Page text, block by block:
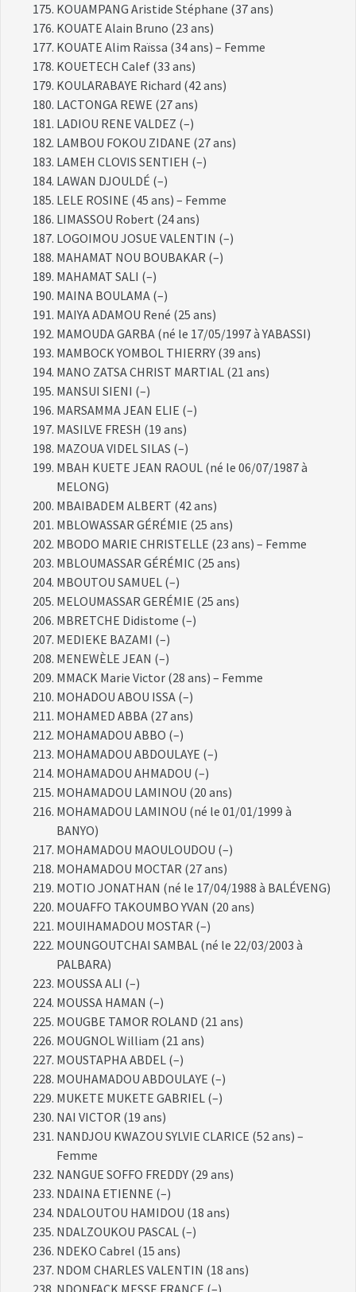
KOUAMPANG Aristide Stéphane (37 ans)
KOUATE Alain Bruno (23 ans)
KOUATE Alim Raïssa (34 ans) – Femme
KOUETECH Calef (33 ans)
KOULARABAYE Richard (42 ans)
LACTONGA REWE (27 ans)
LADIOU RENE VALDEZ (–)
LAMBOU FOKOU ZIDANE (27 ans)
LAMEH CLOVIS SENTIEH (–)
LAWAN DJOULDÉ (–)
LELE ROSINE (45 ans) – Femme
LIMASSOU Robert (24 ans)
LOGOIMOU JOSUE VALENTIN (–)
MAHAMAT NOU BOUBAKAR (–)
MAHAMAT SALI (–)
MAINA BOULAMA (–)
MAIYA ADAMOU René (25 ans)
MAMOUDA GARBA (né le 17/05/1997 à YABASSI)
MAMBOCK YOMBOL THIERRY (39 ans)
MANO ZATSA CHRIST MARTIAL (21 ans)
MANSUI SIENI (–)
MARSAMMA JEAN ELIE (–)
MASILVE FRESH (19 ans)
MAZOUA VIDEL SILAS (–)
MBAH KUETE JEAN RAOUL (né le 06/07/1987 à
MELONG)
MBAIBADEM ALBERT (42 ans)
MBLOWASSAR GÉRÉMIE (25 ans)
MBODO MARIE CHRISTELLE (23 ans) – Femme
MBLOUMASSAR GÉRÉMIC (25 ans)
MBOUTOU SAMUEL (–)
MELOUMASSAR GERÉMIE (25 ans)
MBRETCHE Didistome (–)
MEDIEKE BAZAMI (–)
MENEWÈLE JEAN (–)
MMACK Marie Victor (28 ans) – Femme
MOHADOU ABOU ISSA (–)
MOHAMED ABBA (27 ans)
MOHAMADOU ABBO (–)
MOHAMADOU ABDOULAYE (–)
MOHAMADOU AHMADOU (–)
MOHAMADOU LAMINOU (20 ans)
MOHAMADOU LAMINOU (né le 01/01/1999 à
BANYO)
MOHAMADOU MAOULOUDOU (–)
MOHAMADOU MOCTAR (27 ans)
MOTIO JONATHAN (né le 17/04/1988 à BALÉVENG)
MOUAFFO TAKOUMBO YVAN (20 ans)
MOUIHAMADOU MOSTAR (–)
MOUNGOUTCHAI SAMBAL (né le 22/03/2003 à
PALBARA)
MOUSSA ALI (–)
MOUSSA HAMAN (–)
MOUGBE TAMOR ROLAND (21 ans)
MOUGNOL William (21 ans)
MOUSTAPHA ABDEL (–)
MOUHAMADOU ABDOULAYE (–)
MUKETE MUKETE GABRIEL (–)
NAI VICTOR (19 ans)
NANDJOU KWAZOU SYLVIE CLARICE (52 ans) –
Femme
NANGUE SOFFO FREDDY (29 ans)
NDAINA ETIENNE (–)
NDALOUTOU HAMIDOU (18 ans)
NDALZOUKOU PASCAL (–)
NDEKO Cabrel (15 ans)
NDOM CHARLES VALENTIN (18 ans)
NDONFACK MESSE FRANCE (–)